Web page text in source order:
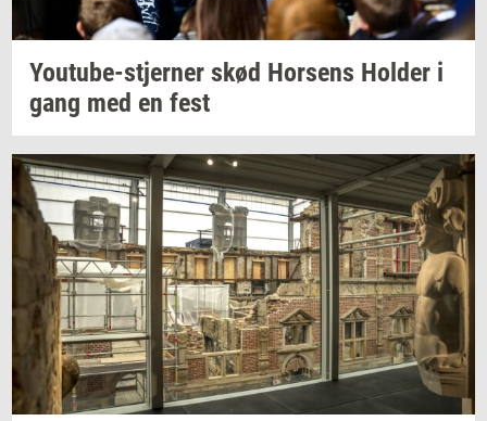
Youtube-​stjerner skød Hor­sens Hol­der i
gang med en fest